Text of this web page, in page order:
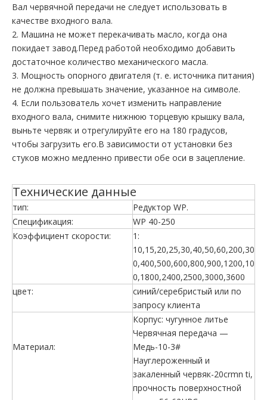
Вал червячной передачи не следует использовать в
качестве входного вала.
2. Машина не может перекачивать масло, когда она
покидает завод.Перед работой необходимо добавить
достаточное количество механического масла.
3. Мощность опорного двигателя (т. е. источника питания)
не должна превышать значение, указанное на символе.
4. Если пользователь хочет изменить направление
входного вала, снимите нижнюю торцевую крышку вала,
выньте червяк и отрегулируйте его на 180 градусов,
чтобы загрузить его.В зависимости от установки без
стуков можно медленно привести обе оси в зацепление.
Технические данные
тип:
Редуктор WP.
Спецификация:
WP 40-250
Коэффициент скорости:
1:
10,15,20,25,30,40,50,60,200,30
0,400,500,600,800,900,1200,10
0,1800,2400,2500,3000,3600
цвет:
синий/серебристый или по
запросу клиента
Материал:
Корпус: чугунное литье
Червячная передача —
Медь-10-3#
Науглероженный и
закаленный червяк-20crmn ti,
прочность поверхностной